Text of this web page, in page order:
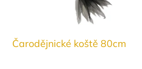
Čarodějnické koště 80cm